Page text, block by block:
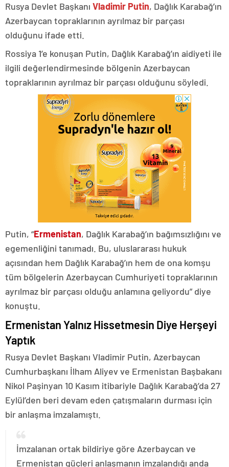
Rusya Devlet Başkanı Vladimir Putin, Dağlık Karabağ’ın
Azerbaycan topraklarının ayrılmaz bir parçası
olduğunu ifade etti.
Rossiya 1’e konuşan Putin, Dağlık Karabağ’ın aidiyeti ile
ilgili değerlendirmesinde bölgenin Azerbaycan
topraklarının ayrılmaz bir parçası olduğunu söyledi.
Putin, “Ermenistan, Dağlık Karabağ’ın bağımsızlığını ve
egemenliğini tanımadı. Bu, uluslararası hukuk
açısından hem Dağlık Karabağ’ın hem de ona komşu
tüm bölgelerin Azerbaycan Cumhuriyeti topraklarının
ayrılmaz bir parçası olduğu anlamına geliyordu” diye
konuştu.
Ermenistan Yalnız Hissetmesin Diye Herşeyi
Yaptık
Rusya Devlet Başkanı Vladimir Putin, Azerbaycan
Cumhurbaşkanı İlham Aliyev ve Ermenistan Başbakanı
Nikol Paşinyan 10 Kasım itibariyle Dağlık Karabağ’da 27
Eylül’den beri devam eden çatışmaların durması için
bir anlaşma imzalamıştı.
İmzalanan ortak bildiriye göre Azerbaycan ve
Ermenistan güçleri anlaşmanın imzalandığı anda